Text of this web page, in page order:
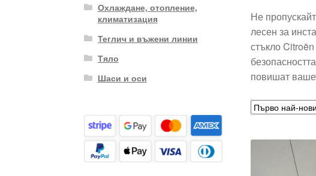
Не
лесен за
стъкло
повишат
Охлаждане, отопление,
климатизация
Теглич и въжени линии
Тяло
Шаси и оси